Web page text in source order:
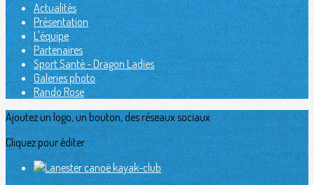
Actualités
Présentation
L'équipe
Partenaires
Sport Santé - Dragon Ladies
Galeries photo
Rando Rose
Ajoutez un logo, un bouton, des réseaux sociaux
Cliquez pour éditer